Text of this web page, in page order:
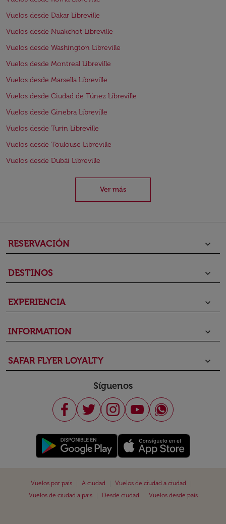
Vuelos desde Dakar Libreville
Vuelos desde Nuakchot Libreville
Vuelos desde Washington Libreville
Vuelos desde Montreal Libreville
Vuelos desde Marsella Libreville
Vuelos desde Ciudad de Túnez Libreville
Vuelos desde Ginebra Libreville
Vuelos desde Turín Libreville
Vuelos desde Toulouse Libreville
Vuelos desde Dubái Libreville
Ver más
RESERVACIÓN keyboard_arrow_down
DESTINOS keyboard_arrow_down
EXPERIENCIA keyboard_arrow_down
INFORMATION keyboard_arrow_down
SAFAR FLYER LOYALTY keyboard_arrow_down
Síguenos
Vuelos por país A ciudad Vuelos de ciudad a ciudad
Vuelos de ciudad a país
Desde ciudad Vuelos desde país